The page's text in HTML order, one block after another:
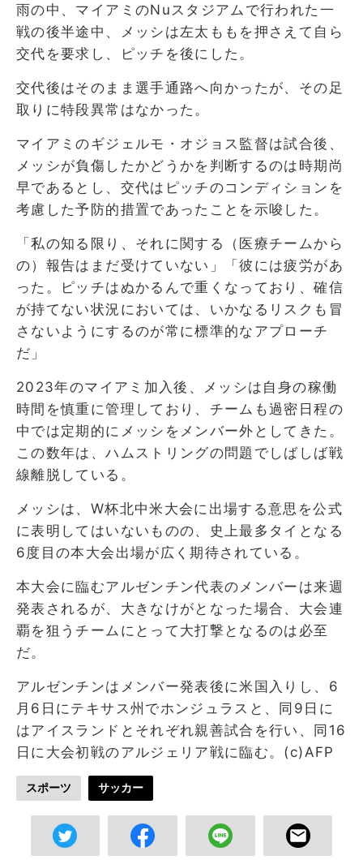
雨の中、マイアミのNuスタジアムで行われた一
戦の後半途中、メッシは左太ももを押さえて自ら
交代を要求し、ピッチを後にした。
交代後はそのまま選手通路へ向かったが、その足
取りに特段異常はなかった。
マイアミのギジェルモ・オジョス監督は試合後、
メッシが負傷したかどうかを判断するのは時期尚
早であるとし、交代はピッチのコンディションを
考慮した予防的措置であったことを示唆した。
「私の知る限り、それに関する（医療チームから
の）報告はまだ受けていない」「彼には疲労があ
った。ピッチはぬかるんで重くなっており、確信
が持てない状況においては、いかなるリスクも冒
さないようにするのが常に標準的なアプローチ
だ」
2023年のマイアミ加入後、メッシは自身の稼働
時間を慎重に管理しており、チームも過密日程の
中では定期的にメッシをメンバー外としてきた。
この数年は、ハムストリングの問題でしばしば戦
線離脱している。
メッシは、W杯北中米大会に出場する意思を公式
に表明してはいないものの、史上最多タイとなる
6度目の本大会出場が広く期待されている。
本大会に臨むアルゼンチン代表のメンバーは来週
発表されるが、大きなけがとなった場合、大会連
覇を狙うチームにとって大打撃となるのは必至
だ。
アルゼンチンはメンバー発表後に米国入りし、6
月6日にテキサス州でホンジュラスと、同9日に
はアイスランドとそれぞれ親善試合を行い、同16
日に大会初戦のアルジェリア戦に臨む。(c)AFP
スポーツ サッカー